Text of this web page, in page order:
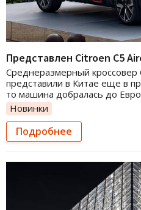
Представлен Citroen C5
Среднеразмерный кроссовер
представили в Китае еще в
то машина добралась до
Новинки
Подробнее